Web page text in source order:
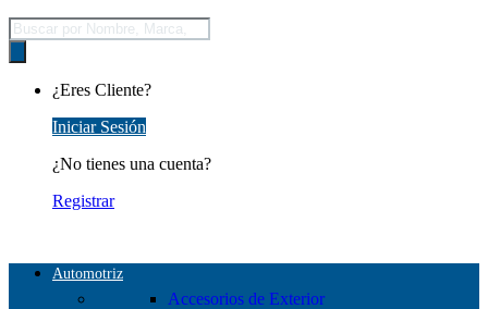
Búsqueda
de
productos
¿Eres Cliente?
Iniciar Sesión
¿No tienes una cuenta?
Registrar
Automotriz
Accesorios de Exterior